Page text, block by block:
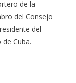
de la
del Consejo
del
Cuba.